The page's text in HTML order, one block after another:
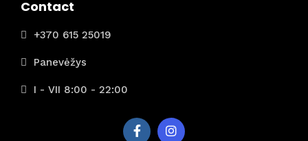
Contact
+370 615 25019
Panevėžys
I - VII 8:00 - 22:00